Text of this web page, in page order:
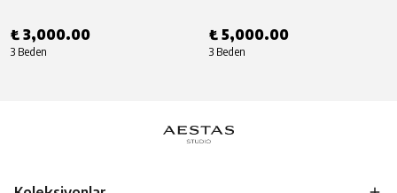
₺ 3,000.00
3 Beden
₺ 5,000.00
3 Beden